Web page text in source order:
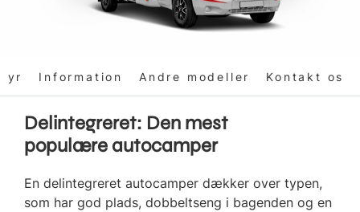
Information Andre modeller Kontakt os
Delintegreret: Den mest
populære autocamper
En delintegreret autocamper dækker over typen,
som har god plads, dobbeltseng i bagenden og en